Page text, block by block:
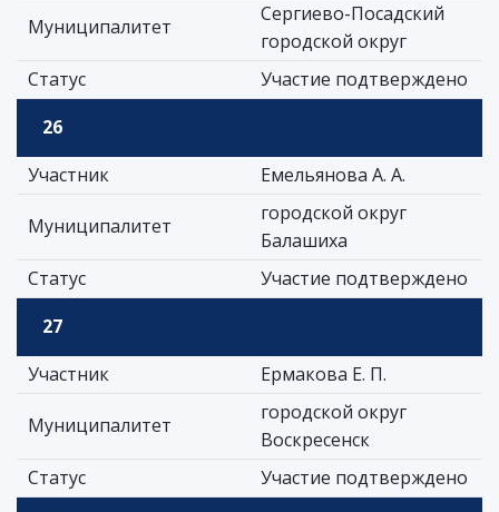
Муниципалитет
Сергиево-Посадский
городской округ
Статус
Участие подтверждено
26
Участник
Емельянова А. А.
Муниципалитет
городской округ
Балашиха
Статус
Участие подтверждено
27
Участник
Ермакова Е. П.
Муниципалитет
городской округ
Воскресенск
Статус
Участие подтверждено